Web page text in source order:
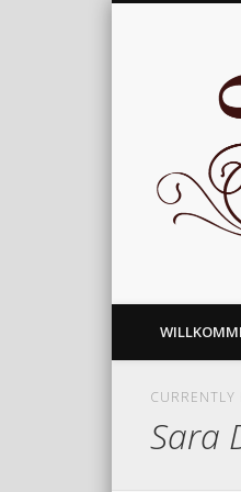
gelesen,
CURRENTLY
Sara